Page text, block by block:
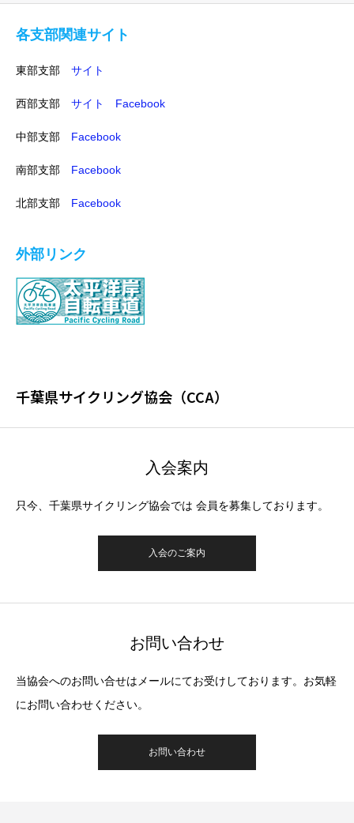
各支部関連サイト
東部支部 サイト
西部支部 サイト Facebook
中部支部 Facebook
南部支部 Facebook
北部支部 Facebook
外部リンク
千葉県サイクリング協会（CCA）
入会案内
只今、千葉県サイクリング協会では 会員を募集しております。
入会のご案内
お問い合わせ
当協会へのお問い合せはメールにてお受けしております。お気軽
にお問い合わせください。
お問い合わせ